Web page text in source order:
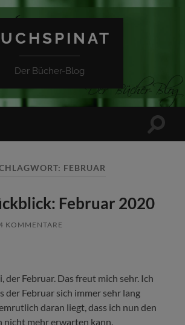
Der Bücher-Blog
FEBRUAR
Februar 2020
KOMMENTARE
der Februar. Das freut mich sehr. Ich
der Februar sich immer sehr lang
daran liegt, dass ich nun den
nicht mehr erwarten kann.